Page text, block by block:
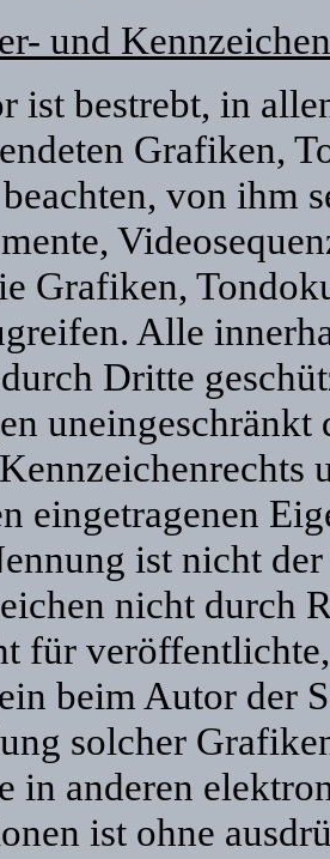
und
ist bestrebt, in
Grafiken,
von ihm
Grafiken,
Alle
Dritte
uneingeschränkt
eingetragenen
ist nicht
nicht durch
für
beim Autor der
solcher
in anderen
ist ohne